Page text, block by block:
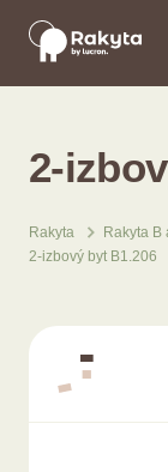
2-
Rakyta Rakyta B
2-izbový byt B1.206